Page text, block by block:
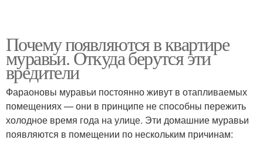
Почему появляются в квартире
муравьи. Откуда берутся эти
вредители
Фараоновы муравьи постоянно живут в отапливаемых
помещениях — они в принципе не способны пережить
холодное время года на улице. Эти домашние муравьи
появляются в помещении по нескольким причинам: